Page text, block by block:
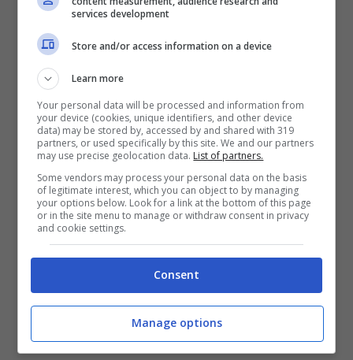
Calciomercato: Ancelotti torna ad allenare in Italia –
Di recente è stato proprio lo stessoCarlo
services development
Store and/or access information on a device
Learn more
Your personal data will be processed and information from
your device (cookies, unique identifiers, and other device
data) may be stored by, accessed by and shared with 319
partners, or used specifically by this site. We and our partners
may use precise geolocation data. List of partners.
Some vendors may process your personal data on the basis
of legitimate interest, which you can object to by managing
your options below. Look for a link at the bottom of this page
or in the site menu to manage or withdraw consent in privacy
and cookie settings.
Consent
Manage options